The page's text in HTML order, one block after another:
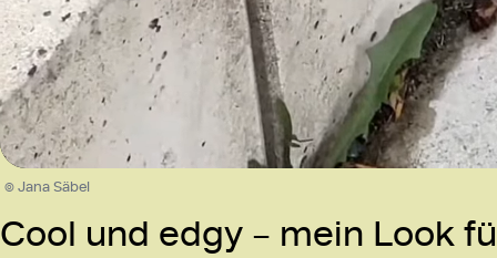
Unmute
© Jana Säbel
Cool und edgy – mein Look